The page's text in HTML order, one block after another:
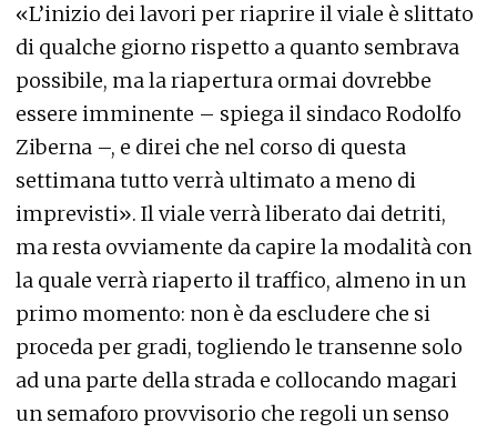
«L’inizio dei lavori per riaprire il viale è slittato
di qualche giorno rispetto a quanto sembrava
possibile, ma la riapertura ormai dovrebbe
essere imminente – spiega il sindaco Rodolfo
Ziberna –, e direi che nel corso di questa
settimana tutto verrà ultimato a meno di
imprevisti». Il viale verrà liberato dai detriti,
ma resta ovviamente da capire la modalità con
la quale verrà riaperto il traffico, almeno in un
primo momento: non è da escludere che si
proceda per gradi, togliendo le transenne solo
ad una parte della strada e collocando magari
un semaforo provvisorio che regoli un senso